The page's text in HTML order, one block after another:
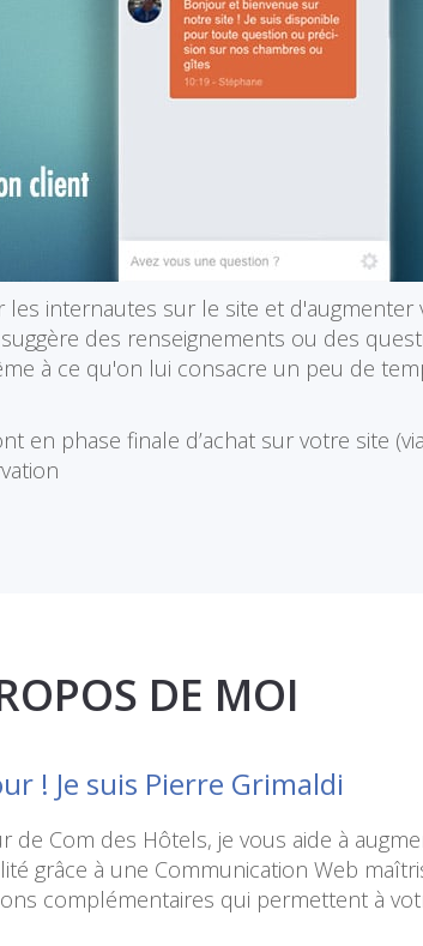
internautes sur le site et
des renseignements ou des
à ce qu'on lui consacre un peu de
en phase finale d’achat sur votre site
DE MOI
! Je suis Pierre Grimaldi
de Com des Hôtels, je vous aide à
grâce à une Communication Web
complémentaires qui permettent à